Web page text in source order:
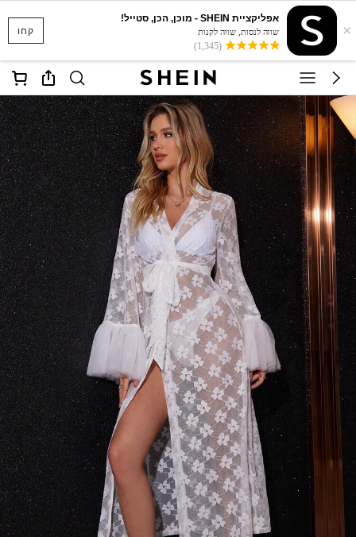
קחו ×
אפליקציית SHEIN - מוכן, הכן, סטייל!
שווה לנסות, שווה לקנות
(1,345)